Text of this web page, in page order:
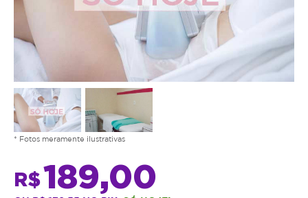
* Fotos meramente ilustrativas
R$189,00